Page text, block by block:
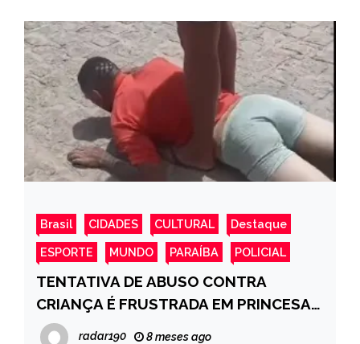
Brasil CIDADES CULTURAL Destaque
ESPORTE MUNDO PARAÍBA POLICIAL
TENTATIVA DE ABUSO CONTRA
CRIANÇA É FRUSTRADA EM PRINCESA
ISABEL (PB)
radar190 8 meses ago